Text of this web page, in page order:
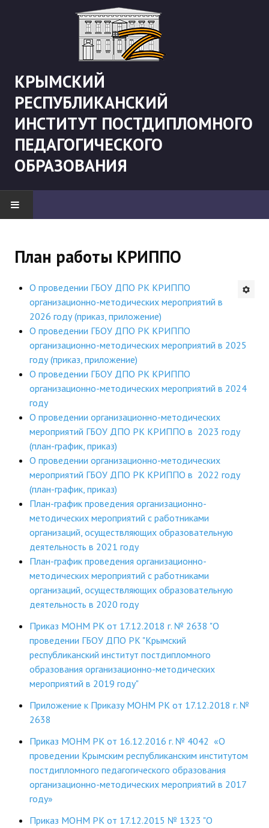
КРЫМСКИЙ
РЕСПУБЛИКАНСКИЙ
ИНСТИТУТ ПОСТДИПЛОМНОГО
ПЕДАГОГИЧЕСКОГО
ОБРАЗОВАНИЯ
"Боевая" русистика
Будни института
АНОНСЫ
ИНСТИТУТ
Противодействие коррупции
В ПОМОЩЬ УЧИТЕЛЮ
Организация УВП
ГИА
Карта ГИА РК
Советуем прочитать
Готовимся к новому учебному году 2026-2027
ДПО
Профессиональная переподготовка
Повышение квалификации
КОНТАКТЫ
План работы КРИППО
О проведении ГБОУ ДПО РК КРИППО
организационно-методических мероприятий в
2026 году (приказ, приложение)
О проведении ГБОУ ДПО РК КРИППО
организационно-методических мероприятий в 2025
году (приказ, приложение)
О проведении ГБОУ ДПО РК КРИППО
организационно-методических мероприятий в 2024
году
О проведении организационно-методических
мероприятий ГБОУ ДПО РК КРИППО в 2023 году
(план-график, приказ)
О проведении организационно-методических
мероприятий ГБОУ ДПО РК КРИППО в 2022 году
(план-график, приказ)
План-график проведения организационно-
методических мероприятий с работниками
организаций, осуществляющих образовательную
деятельность в 2021 году
План-график проведения организационно-
методических мероприятий с работниками
организаций, осуществляющих образовательную
деятельность в 2020 году
Приказ МОНМ РК от 17.12.2018 г. № 2638 "О
проведении ГБОУ ДПО РК "Крымский
республиканский институт постдипломного
образования организационно-методических
мероприятий в 2019 году"
Приложение к Приказу МОНМ РК от 17.12.2018 г. №
2638
Приказ МОНМ РК от 16.12.2016 г. № 4042 «О
проведении Крымским республиканским институтом
постдипломного педагогического образования
организационно-методических мероприятий в 2017
году»
Приказ МОНМ РК от 17.12.2015 № 1323 "О